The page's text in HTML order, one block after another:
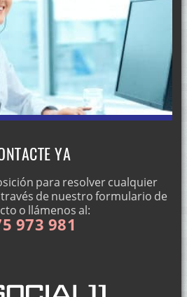
YA
para resolver cualquier
de nuestro formulario de
o llámenos al:
973 981